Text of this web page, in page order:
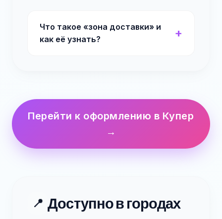
Что такое «зона доставки» и
как её узнать?
Перейти к оформлению в Купер
→
📍 Доступно в городах